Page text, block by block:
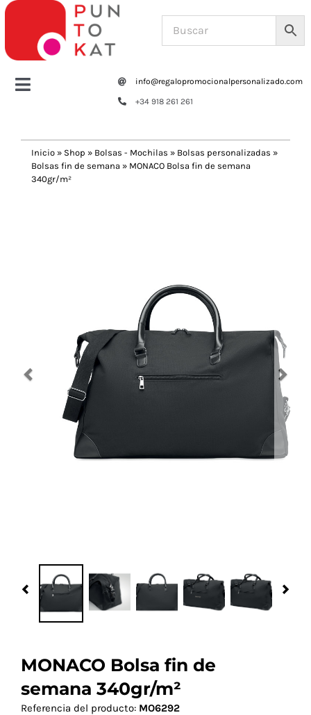
Saltar
contenido
Toggle
Tazas y botellas
Navidad 🎄 Invierno
info@regalopromocionalpersonalizado.com
+34 918 261 261
Inicio » Shop » Bolsas - Mochilas » Bolsas personalizadas »
Bolsas fin de semana » MONACO Bolsa fin de semana
340gr/m²
Previous
MONACO Bolsa fin de
semana 340gr/m²
Referencia del producto: MO6292